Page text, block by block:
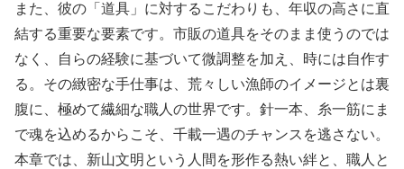
また、彼の「道具」に対するこだわりも、年収の高さに直
結する重要な要素です。市販の道具をそのまま使うのでは
なく、自らの経験に基づいて微調整を加え、時には自作す
る。その緻密な手仕事は、荒々しい漁師のイメージとは裏
腹に、極めて繊細な職人の世界です。針一本、糸一筋にま
で魂を込めるからこそ、千載一遇のチャンスを逃さない。
本章では、新山文明という人間を形作る熱い絆と、職人と